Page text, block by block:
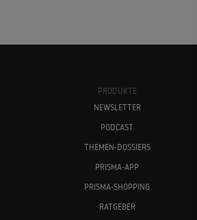
PRODUKTE
NEWSLETTER
PODCAST
THEMEN-DOSSIERS
PRISMA-APP
PRISMA-SHOPPING
RATGEBER